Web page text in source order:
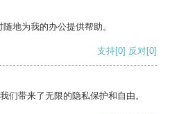
地为我的办公提供帮助。
支持[0] 反对[0]
们带来了无限的隐私保护和自由。